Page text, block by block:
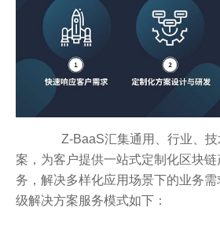
Z-BaaS汇集通用、行业、技
案，为客户提供一站式定制化区块
务，解决多样化应用场景下的业务
级解决方案服务模式如下：